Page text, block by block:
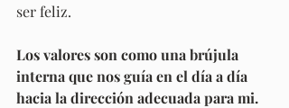
ser feliz.
Los valores son como una brújula
interna que nos guía en el día a día
hacia la dirección adecuada para mi.